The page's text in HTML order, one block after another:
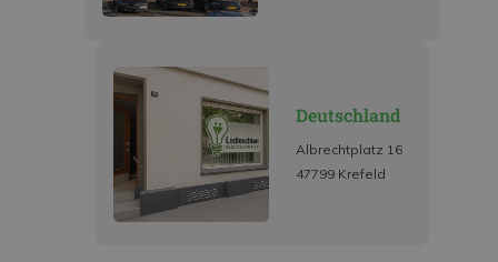
Deutschland
Albrechtplatz 16
47799 Krefeld